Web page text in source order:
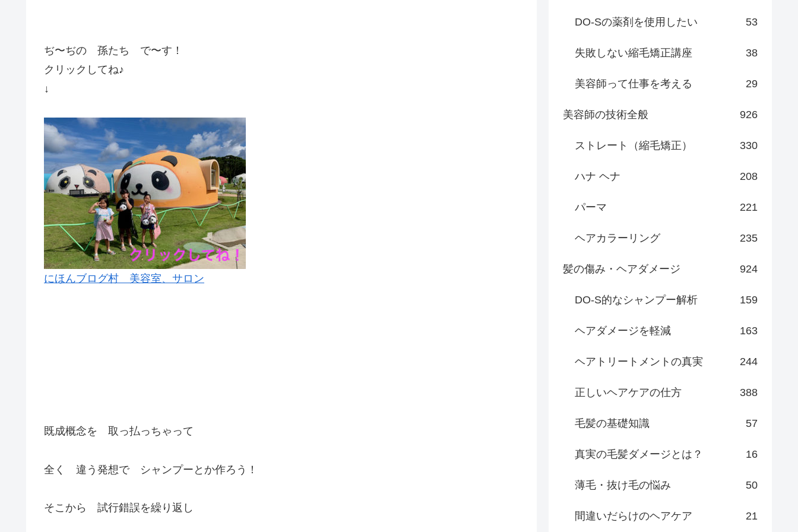
ぢ〜ぢの 孫たち で〜す！
クリックしてね♪
↓
にほんブログ村 美容室、サロン
既成概念を 取っ払っちゃって
全く 違う発想で シャンプーとか作ろう！
そこから 試行錯誤を繰り返し
DO-Sの薬剤を使用したい 53
失敗しない縮毛矯正講座 38
美容師って仕事を考える 29
美容師の技術全般 926
ストレート（縮毛矯正） 330
ハナ ヘナ 208
パーマ 221
ヘアカラーリング 235
髪の傷み・ヘアダメージ 924
DO-S的なシャンプー解析 159
ヘアダメージを軽減 163
ヘアトリートメントの真実 244
正しいヘアケアの仕方 388
毛髪の基礎知識 57
真実の毛髪ダメージとは？ 16
薄毛・抜け毛の悩み 50
間違いだらけのヘアケア 21